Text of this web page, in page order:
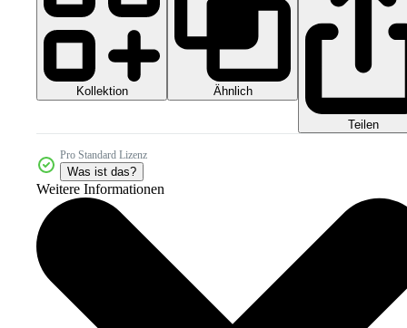
Kollektion Ähnlich
Teilen
Pro Standard Lizenz
Was ist das?
Weitere Informationen